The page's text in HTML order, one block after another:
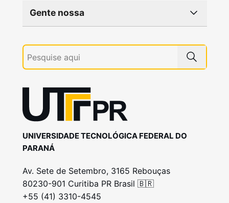
Gente nossa
UNIVERSIDADE TECNOLÓGICA FEDERAL DO
PARANÁ
Av. Sete de Setembro, 3165 Rebouças
80230-901 Curitiba PR Brasil 🇧🇷
+55 (41) 3310-4545